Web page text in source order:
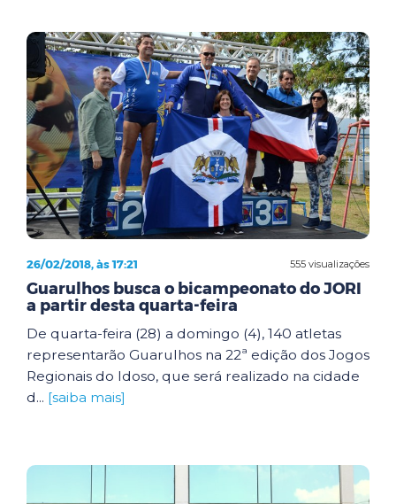
555 visualizações
26/02/2018, às 17:21
Guarulhos busca o bicampeonato do JORI
a partir desta quarta-feira
De quarta-feira (28) a domingo (4), 140 atletas
representarão Guarulhos na 22ª edição dos Jogos
Regionais do Idoso, que será realizado na cidade
d... [saiba mais]